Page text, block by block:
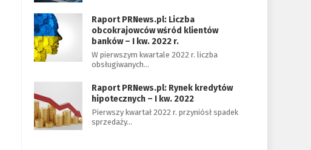
Raport PRNews.pl: Liczba
obcokrajowców wśród klientów
banków – I kw. 2022 r.
W pierwszym kwartale 2022 r. liczba
obsługiwanych…
Raport PRNews.pl: Rynek kredytów
hipotecznych – I kw. 2022
Pierwszy kwartał 2022 r. przyniósł spadek
sprzedaży…